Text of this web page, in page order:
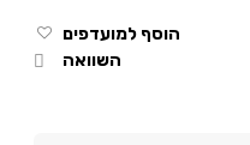
הוסף למועדפים
השוואה